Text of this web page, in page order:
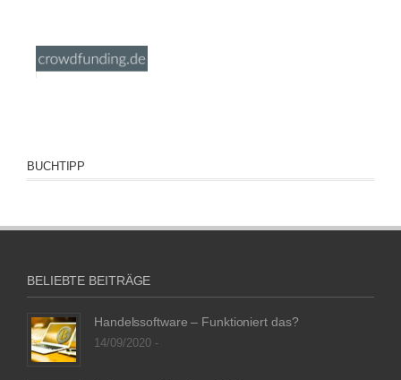
BUCHTIPP
BELIEBTE BEITRÄGE
Handelssoftware – Funktioniert das?
14/09/2020 -